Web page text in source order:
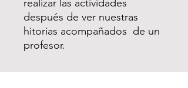
realizar las actividades
después de ver nuestras
hitorias acompañados de un
profesor.